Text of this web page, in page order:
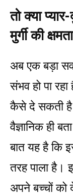
तो क्या
मुर्गी की क्षमता
अब एक बड़ा
संभव हो पा
कैसे दे सकती
वैज्ञानिक ही
बात यह है कि
तरह पाला है।
अपने बच्चों को